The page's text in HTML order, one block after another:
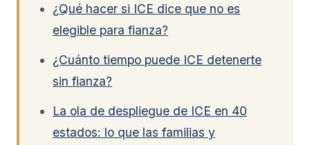
¿Qué hacer si ICE dice que no es
elegible para fianza?
¿Cuánto tiempo puede ICE detenerte
sin fianza?
La ola de despliegue de ICE en 40
estados: lo que las familias y